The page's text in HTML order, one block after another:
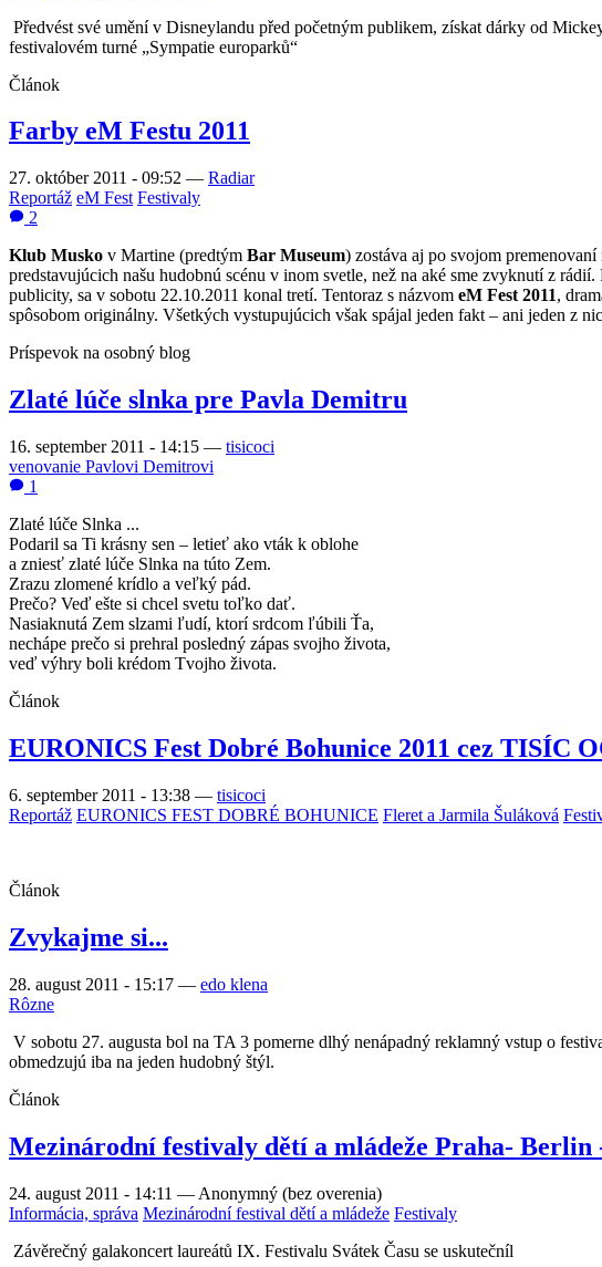
Předvést své umění v Disneylandu před početným publikem, získat dárky od
festivalovém turné „Sympatie europarků“
Článok
Farby eM Festu 2011
27. október 2011 - 09:52 — Radiar
Reportáž eM Fest Festivaly
2
Klub Musko v Martine (predtým Bar Museum) zostáva aj po svojom
predstavujúcich našu hudobnú scénu v inom svetle, než na aké sme zvyknutí z
publicity, sa v sobotu 22.10.2011 konal tretí. Tentoraz s názvom eM Fest 2011,
spôsobom originálny. Všetkých vystupujúcich však spájal jeden fakt – ani jeden z
Príspevok na osobný blog
Zlaté lúče slnka pre Pavla Demitru
16. september 2011 - 14:15 — tisicoci
venovanie Pavlovi Demitrovi
1
Zlaté lúče Slnka ...
Podaril sa Ti krásny sen – letieť ako vták k oblohe
a zniesť zlaté lúče Slnka na túto Zem.
Zrazu zlomené krídlo a veľký pád.
Prečo? Veď ešte si chcel svetu toľko dať.
Nasiaknutá Zem slzami ľudí, ktorí srdcom ľúbili Ťa,
nechápe prečo si prehral posledný zápas svojho života,
veď výhry boli krédom Tvojho života.
Článok
EURONICS Fest Dobré Bohunice 2011 cez TISÍC
6. september 2011 - 13:38 — tisicoci
Reportáž EURONICS FEST DOBRÉ BOHUNICE Fleret a Jarmila Šuláková
Článok
Zvykajme si...
28. august 2011 - 15:17 — edo klena
Rôzne
V sobotu 27. augusta bol na TA 3 pomerne dlhý nenápadný reklamný vstup o
obmedzujú iba na jeden hudobný štýl.
Článok
Mezinárodní festivaly dětí a mládeže Praha- Berlin
24. august 2011 - 14:11 — Anonymný (bez overenia)
Informácia, správa Mezinárodní festival dětí a mládeže Festivaly
Závěrečný galakoncert laureátů IX. Festivalu Svátek Času se uskutečníl